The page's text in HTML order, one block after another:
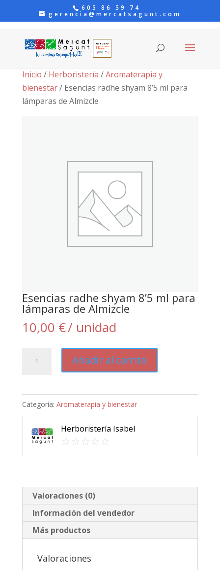
605 86 59 74
gerencia@mercatsagunt.com
Inicio / Herboristería /Aromaterapia y
bienestar/ Esencias radhe shyam 8’5 ml para
lámparas de Almizcle
Esencias radhe shyam 8’5 ml para
lámparas de Almizcle
10,00 €/ unidad
radhe
8'5
ml
lámparas
Añadir al carrito
Categoría: Aromaterapia y bienestar
Herboristería Isabel
Valoraciones (0)
Información del vendedor
Más productos
Valoraciones